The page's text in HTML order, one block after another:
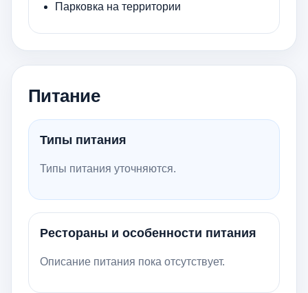
Парковка на территории
Питание
Типы питания
Типы питания уточняются.
Рестораны и особенности питания
Описание питания пока отсутствует.